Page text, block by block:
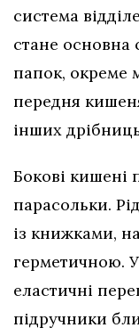
система
стане основна
папок, окреме
передня
інших
Бокові кишені
парасольки.
із книжками,
герметичною.
еластичні
підручники